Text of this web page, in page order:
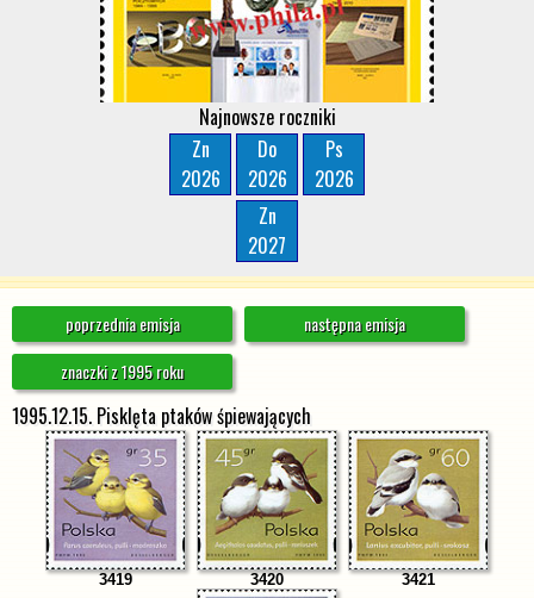
Najnowsze roczniki
Zn
2026
Do
2026
Ps
2026
Zn
2027
poprzednia emisja
następna emisja
znaczki z 1995 roku
1995.12.15. Pisklęta ptaków śpiewających
3419 3420 3421